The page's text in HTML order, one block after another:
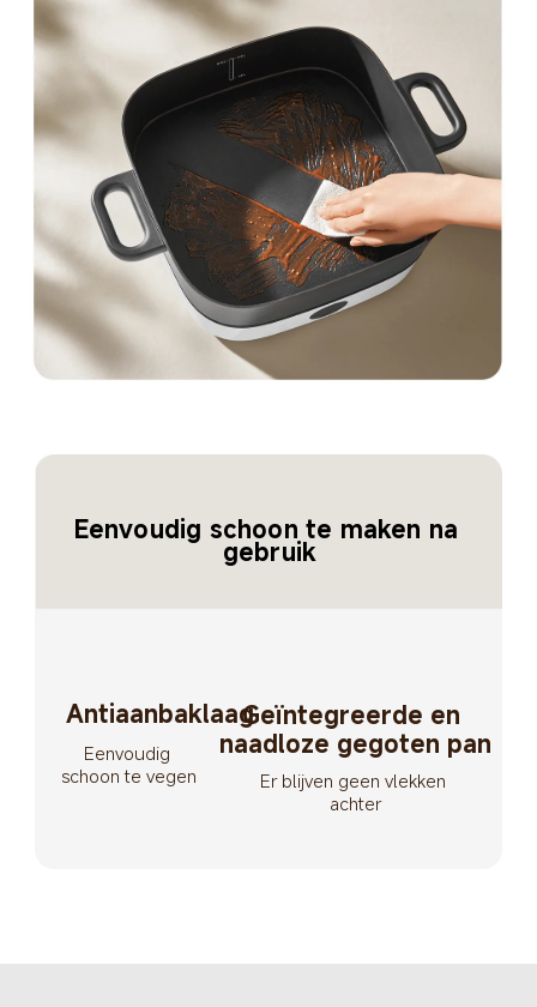
Eenvoudig schoon te maken na
gebruik
Antiaanbaklaag
Eenvoudig
schoon te vegen
Geïntegreerde en
naadloze gegoten pan
Er blijven geen vlekken
achter